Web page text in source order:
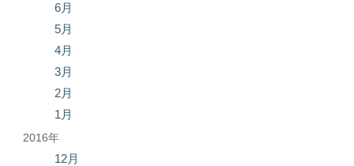
6月
5月
4月
3月
2月
1月
2016年
12月